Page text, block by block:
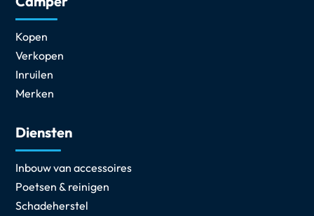
Kopen
Verkopen
Inruilen
Merken
Diensten
Inbouw van accessoires
Poetsen & reinigen
Schadeherstel